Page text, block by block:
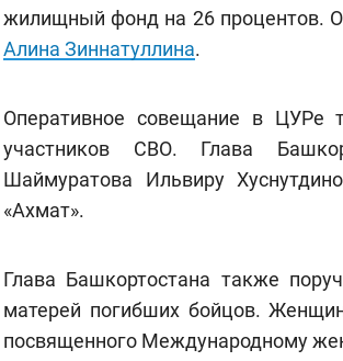
жилищный фонд на 26 процентов.
Алина Зиннатуллина.
Оперативное совещание в ЦУРе
участников СВО. Глава
Шаймуратова Ильвиру
«Ахмат».
Глава Башкортостана также
матерей погибших бойцов.
посвященного Международному